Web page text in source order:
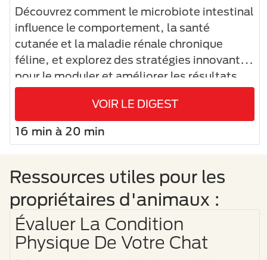
Découvrez comment le microbiote intestinal
influence le comportement, la santé
cutanée et la maladie rénale chronique
féline, et explorez des stratégies innovantes
pour le moduler et améliorer les résultats
cliniques.
VOIR LE DIGEST
16 min à 20 min
Ressources utiles pour les
propriétaires d'animaux :
Évaluer La Condition
Physique De Votre Chat